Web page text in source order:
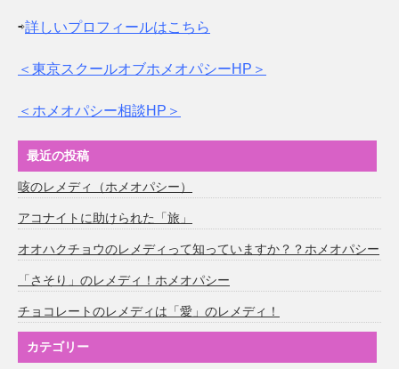
⇨詳しいプロフィールはこちら
＜東京スクールオブホメオパシーHP＞
＜ホメオパシー相談HP＞
最近の投稿
咳のレメディ（ホメオパシー）
アコナイトに助けられた「旅」
オオハクチョウのレメディって知っていますか？？ホメオパシー
「さそり」のレメディ！ホメオパシー
チョコレートのレメディは「愛」のレメディ！
カテゴリー